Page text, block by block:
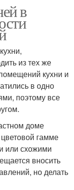
в
из тех же
кухни и
в одно
поэтому все
доме
гамме
или схожими
вносить
но делать